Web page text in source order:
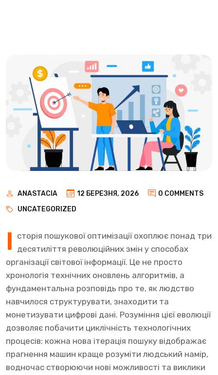
ANASTACIA 12 БЕРЕЗНЯ, 2026
0 COMMENTS
UNCATEGORIZED
І сторія пошукової оптимізації охоплює понад три
десятиліття революційних змін у способах
організації світової інформації. Це не просто
хронологія технічних оновлень алгоритмів, а
фундаментальна розповідь про те, як людство
навчилося структурувати, знаходити та
монетизувати цифрові дані. Розуміння цієї еволюції
дозволяє побачити циклічність технологічних
процесів: кожна нова ітерація пошуку відображає
прагнення машин краще розуміти людський намір,
водночас створюючи нові можливості та виклики